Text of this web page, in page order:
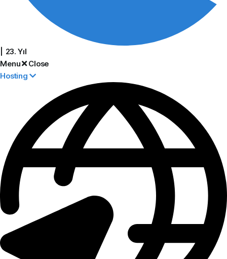
| 23. Yıl
Menu Close
Hosting